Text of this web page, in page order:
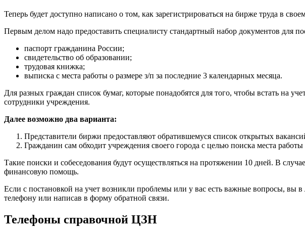
Теперь будет доступно написано о том, как зарегистрироваться на бирже труда в
Первым делом надо предоставить специалисту стандартный набор документов для
паспорт гражданина России;
свидетельство об образовании;
трудовая книжка;
выписка с места работы о размере з/п за последние 3 календарных месяца.
Для разных граждан список бумаг, которые понадобятся для того, чтобы встать на
сотрудники учреждения.
Далее возможно два варианта:
Представители биржи предоставляют обратившемуся список открытых
Гражданин сам обходит учреждения своего города с целью поиска места
Такие поиски и собеседования будут осуществляться на протяжении 10 дней. В
финансовую помощь.
Если с постановкой на учет возникли проблемы или у вас есть важные вопросы,
телефону или написав в форму обратной связи.
Телефоны справочной ЦЗН